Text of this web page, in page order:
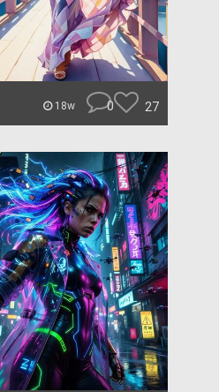
18w 0 27